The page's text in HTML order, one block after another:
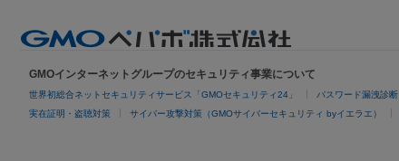
GMOインターネットグループのセキュリティ事業について
世界初総合ネットセキュリティサービス「GMOセキュリティ24」 パスワード漏洩診断
実在証明・盗聴対策 サイバー攻撃対策（GMOサイバーセキュリティ byイエラエ）